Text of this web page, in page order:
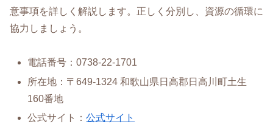
意事項を詳しく解説します。正しく分別し、資源の循環に
協力しましょう。
電話番号：0738-22-1701
所在地：〒649-1324 和歌山県日高郡日高川町土生
160番地
公式サイト：公式サイト